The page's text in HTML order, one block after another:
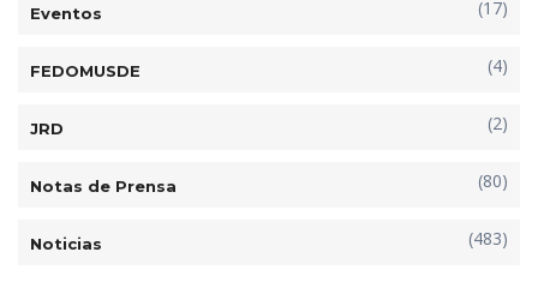
Eventos (17)
FEDOMUSDE (4)
JRD (2)
Notas de Prensa (80)
Noticias (483)